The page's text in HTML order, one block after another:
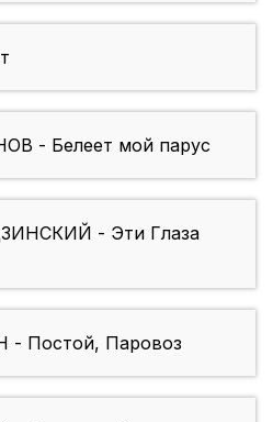
- Белеет мой парус
- Эти Глаза
Постой, Паровоз